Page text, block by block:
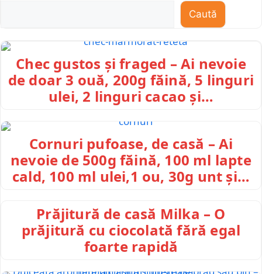
Caută
Chec gustos și fraged – Ai nevoie
de doar 3 ouă, 200g făină, 5 linguri
ulei, 2 linguri cacao și…
Cornuri pufoase, de casă – Ai
nevoie de 500g făină, 100 ml lapte
cald, 100 ml ulei,1 ou, 30g unt și…
Prăjitură de casă Milka – O
prăjitură cu ciocolată fără egal
foarte rapidă